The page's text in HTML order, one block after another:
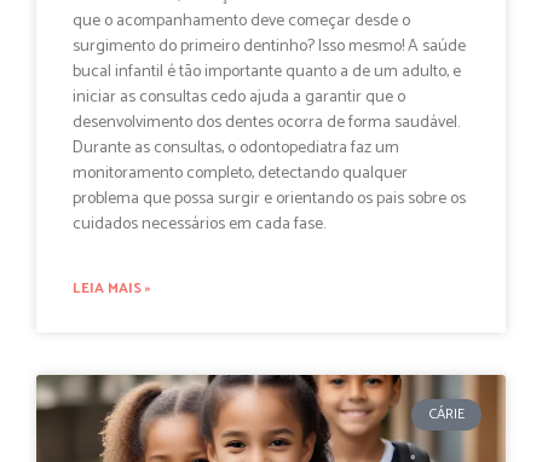
que o acompanhamento deve começar desde o
surgimento do primeiro dentinho? Isso mesmo! A saúde
bucal infantil é tão importante quanto a de um adulto, e
iniciar as consultas cedo ajuda a garantir que o
desenvolvimento dos dentes ocorra de forma saudável.
Durante as consultas, o odontopediatra faz um
monitoramento completo, detectando qualquer
problema que possa surgir e orientando os pais sobre os
cuidados necessários em cada fase.
LEIA MAIS »
CÁRIE